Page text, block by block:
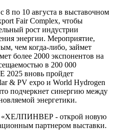
8 по 10 августа в выставочном
Fair Complex, чтобы
рост индустрии
энергии. Мероприятие,
чем когда-либо, займет
более 2000 экспонентов на
в 200 000
2025 вновь пройдет
& PV expo и World Hydrogen
подчеркнет синергию между
энергетики.
«ХЕЛПИНВЕР - открой новую
партнером выставки.